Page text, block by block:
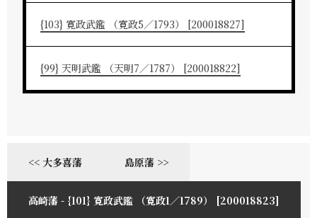
{103} 寛政武鑑 （寛政5／1793） [200018827]
{99} 天明武鑑 （天明7／1787） [200018822]
<< 大多喜藩 島原藩 >>
高崎藩 - {101} 寛政武鑑 （寛政1／1789） [200018823]